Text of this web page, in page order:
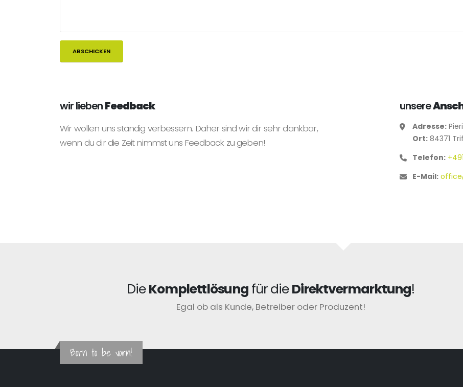
wir liebenFeedback
Wir wollen uns ständig verbessern. Daher sind wir dir sehr dankbar,
wenn du dir die Zeit nimmst uns Feedback zu geben!
unsere
Adresse:
Ort: 84371
Telefon:
E-Mail:
DieKomplettlösung für dieDirektvermarktung!
Egal ob als Kunde, Betreiber oder Produzent!
Born to be vorn!